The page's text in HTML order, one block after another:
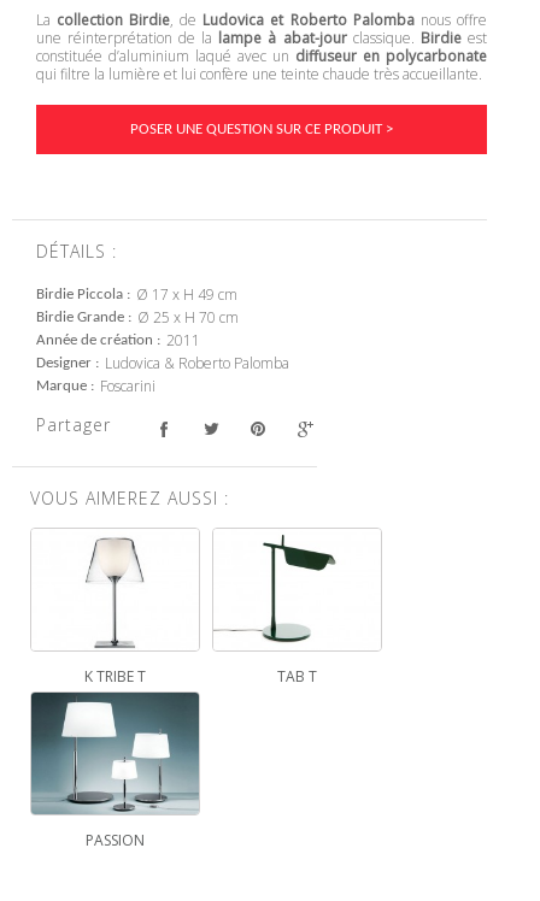
La collection Birdie, de Ludovica et Roberto Palombanous offre
une réinterprétation de la lampe à abat-jourclassique. Birdieest
constituée d’aluminium laqué avec un diffuseur en polycarbonate
qui filtre la lumière et lui confère une teinte chaude très accueillante.
POSER UNE QUESTION SUR CE PRODUIT >
DÉTAILS :
Birdie Piccola Ø 17 x H 49 cm
Birdie Grande Ø 25 x H 70 cm
Année de création 2011
Designer Ludovica & Roberto Palomba
Marque Foscarini
Partager
VOUS AIMEREZ AUSSI :
K TRIBE T TAB T
PASSION